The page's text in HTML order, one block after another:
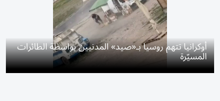
أوكرانيا تتهم روسيا بـ«صيد» المدنيين بواسطة الطائرات
المسيّرة